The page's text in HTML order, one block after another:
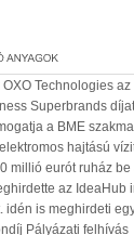
OXO Technologies
Superbrands
a BME
hajtású
millió eurót ruház
az IdeaHub
idén is meghirdeti
Pályázati felhívás